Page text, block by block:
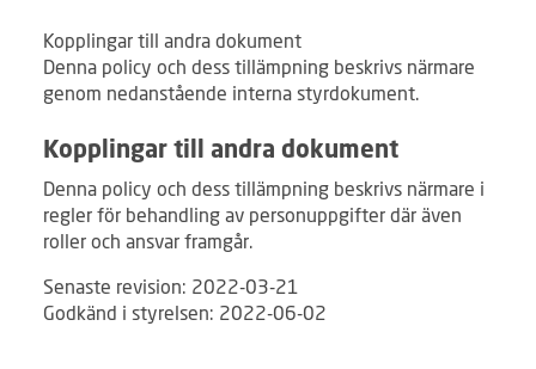
Kopplingar till andra dokument
Denna policy och dess tillämpning beskrivs närmare
genom nedanstående interna styrdokument.
Kopplingar till andra dokument
Denna policy och dess tillämpning beskrivs närmare i
regler för behandling av personuppgifter där även
roller och ansvar framgår.
Senaste revision: 2022-03-21
Godkänd i styrelsen: 2022-06-02